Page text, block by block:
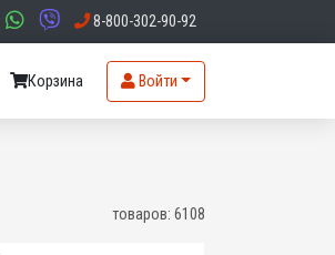
8-800-302-90-92
Корзина Войти
товаров: 6108